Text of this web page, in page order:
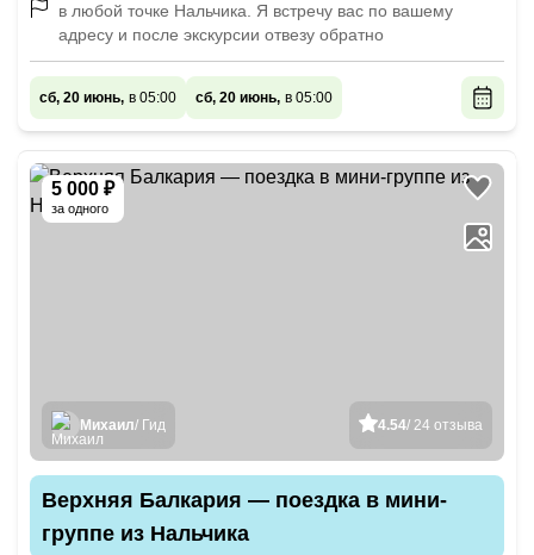
в любой точке Нальчика. Я встречу вас по вашему
адресу и после экскурсии отвезу обратно
сб, 20 июнь, в 05:00 сб, 20 июнь, в 05:00
5 000 ₽
за одного
4.54/ 24 отзыва
Михаил/ Гид
Верхняя Балкария — поездка в мини-
группе из Нальчика